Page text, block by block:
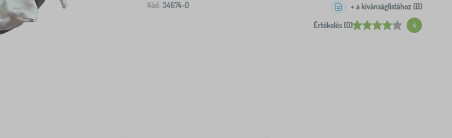
Kód: 34674-0
Értékelés (0) 4
+ a kívánságlistához (0)